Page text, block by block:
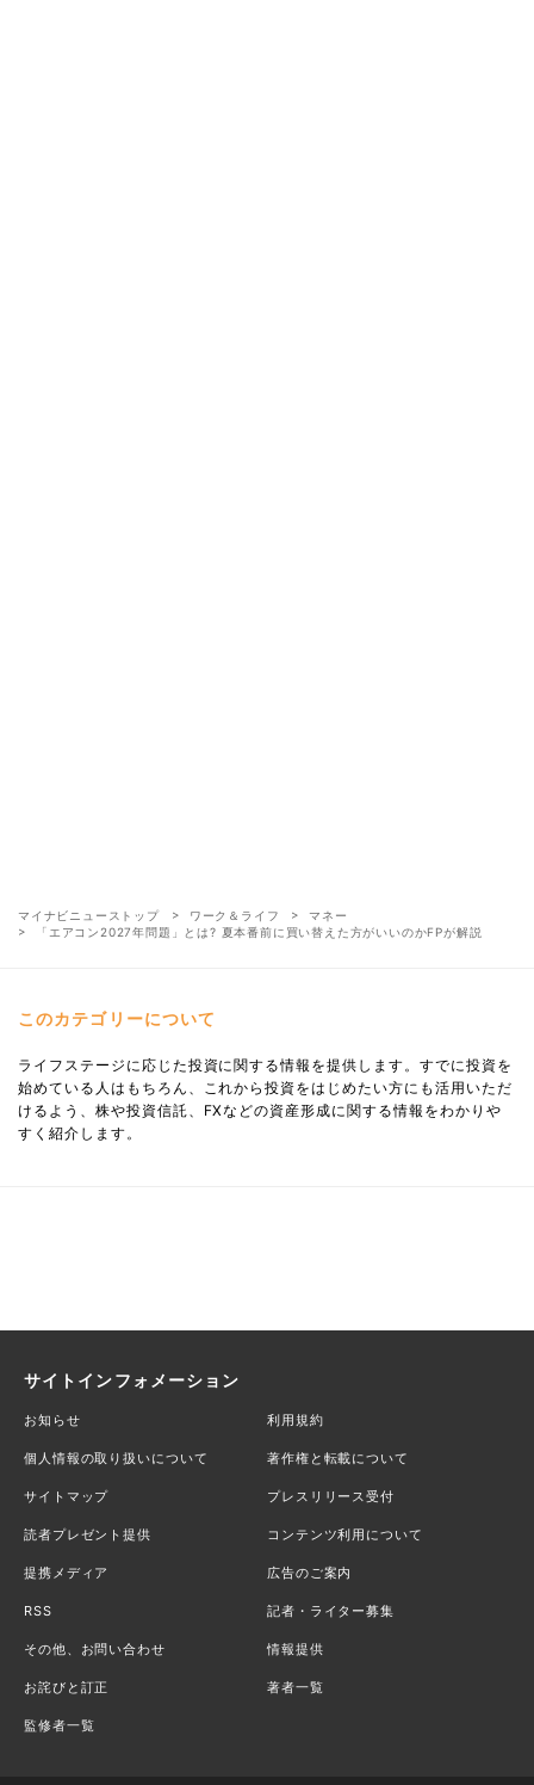
マイナビニューストップ ワーク＆ライフ
マネー
「エアコン2027年問題」とは? 夏本番前に買い替えた方がいいのかFPが解説
このカテゴリーについて
ライフステージに応じた投資に関する情報を提供します。すでに投資を
始めている人はもちろん、これから投資をはじめたい方にも活用いただ
けるよう、株や投資信託、FXなどの資産形成に関する情報をわかりや
すく紹介します。
サイトインフォメーション
お知らせ 利用規約
個人情報の取り扱いについて 著作権と転載について
サイトマップ プレスリリース受付
読者プレゼント提供 コンテンツ利用について
提携メディア 広告のご案内
RSS 記者・ライター募集
その他、お問い合わせ 情報提供
お詫びと訂正 著者一覧
監修者一覧